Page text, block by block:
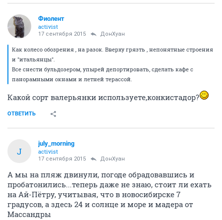
Фиолент
activist
17 сентября 2015 ДонХуан
Как колесо обозрения , на разок. Вверху грязть , непонятные строения
и "итальянцы".
Все снести бульдозером, упырей депортировать, сделать кафе с
панорамными окнами и летней терассой.
Какой сорт валерьянки используете,конкистадор?
ОТВЕТИТЬ
J
july_morning
activist
17 сентября 2015 ДонХуан
А мы на пляж двинули, погоде обрадовавшись и
пробатонились...теперь даже не знаю, стоит ли ехать
на Ай-Пётру, учитывая, что в новосибирске 7
градусов, а здесь 24 и солнце и море и мадера от
Массандры